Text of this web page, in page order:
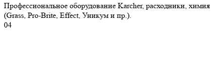
Профессиональное оборудование Karcher, расходники, химия
(Grass, Pro-Brite, Effect, Уникум и пр.).
04